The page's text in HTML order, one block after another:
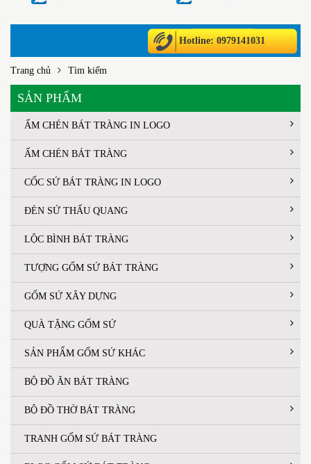
Hotline: 0979141031
Trang chủ Tìm kiếm
SẢN PHẨM
ẤM CHÉN BÁT TRÀNG IN LOGO
ẤM CHÉN BÁT TRÀNG
CỐC SỨ BÁT TRÀNG IN LOGO
ĐÈN SỨ THẤU QUANG
LỘC BÌNH BÁT TRÀNG
TƯỢNG GỐM SỨ BÁT TRÀNG
GỐM SỨ XÂY DỰNG
QUÀ TẶNG GỐM SỨ
SẢN PHẨM GỐM SỨ KHÁC
BỘ ĐỒ ĂN BÁT TRÀNG
BỘ ĐỒ THỜ BÁT TRÀNG
TRANH GỐM SỨ BÁT TRÀNG